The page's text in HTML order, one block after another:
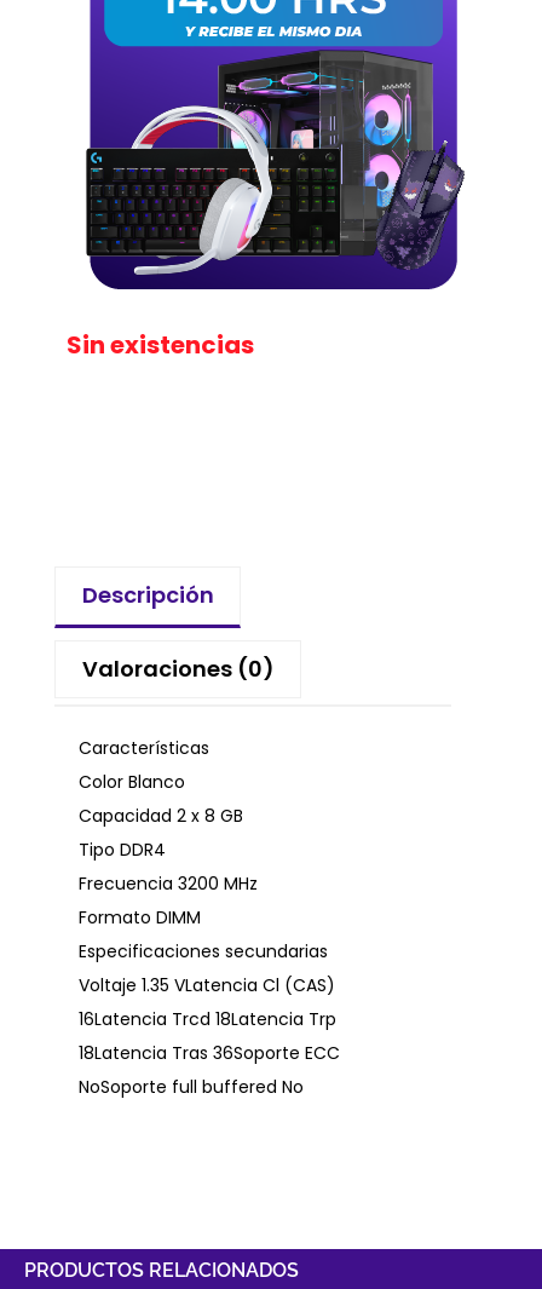
Sin existencias
Descripción
Valoraciones (0)
Características
Color Blanco
Capacidad 2 x 8 GB
Tipo DDR4
Frecuencia 3200 MHz
Formato DIMM
Especificaciones secundarias
Voltaje 1.35 VLatencia Cl (CAS)
16Latencia Trcd 18Latencia Trp
18Latencia Tras 36Soporte ECC
NoSoporte full buffered No
PRODUCTOS RELACIONADOS